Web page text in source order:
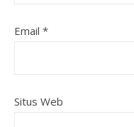
Email *
Situs Web